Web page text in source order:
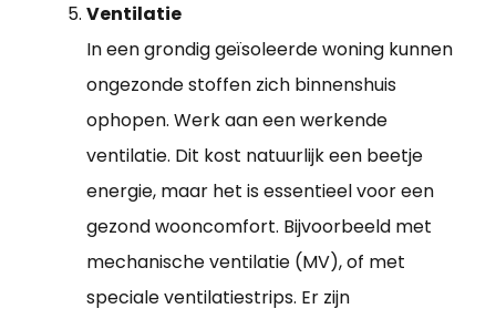
Ventilatie
In een grondig geïsoleerde woning kunnen
ongezonde stoffen zich binnenshuis
ophopen. Werk aan een werkende
ventilatie. Dit kost natuurlijk een beetje
energie, maar het is essentieel voor een
gezond wooncomfort. Bijvoorbeeld met
mechanische ventilatie (MV), of met
speciale ventilatiestrips. Er zijn